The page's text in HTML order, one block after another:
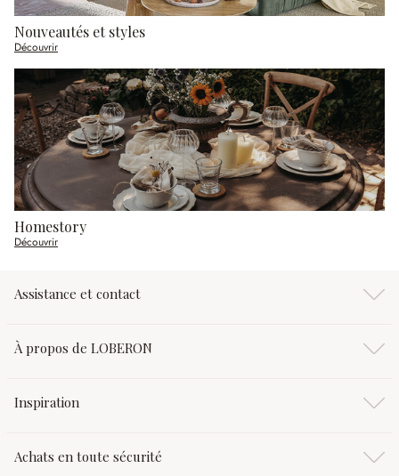
Nouveautés et styles
Découvrir
Homestory
Découvrir
Assistance et contact
À propos de LOBERON
Inspiration
Achats en toute sécurité